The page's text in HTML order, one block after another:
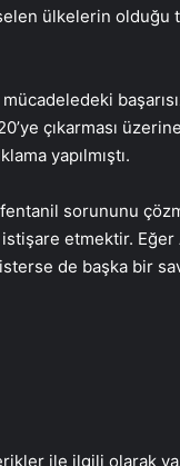
ülkelerin olduğu
çıkarması
yapılmıştı.
sorununu
etmektir.
de başka bir
ile ilgili olarak